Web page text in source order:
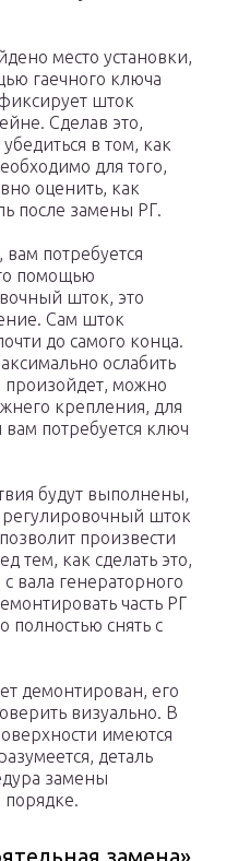
место установки,
гаечного ключа
шток
Сделав это,
в том, как
для того,
оценить, как
после замены РГ.
вам потребуется
помощью
шток, это
Сам шток
до самого конца.
ослабить
произойдет, можно
крепления, для
потребуется ключ
будут выполнены,
регулировочный шток
произвести
тем, как сделать это,
вала генераторного
часть РГ
полностью снять с
демонтирован, его
визуально. В
имеются
деталь
замены
порядке.